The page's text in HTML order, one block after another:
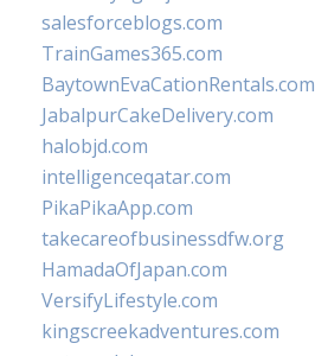
salesforceblogs.com
TrainGames365.com
BaytownEvaCationRentals.com
JabalpurCakeDelivery.com
halobjd.com
intelligenceqatar.com
PikaPikaApp.com
takecareofbusinessdfw.org
HamadaOfJapan.com
VersifyLifestyle.com
kingscreekadventures.com